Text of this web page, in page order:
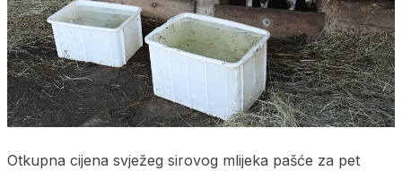
Otkupna cijena svježeg sirovog mlijeka pašće za pet